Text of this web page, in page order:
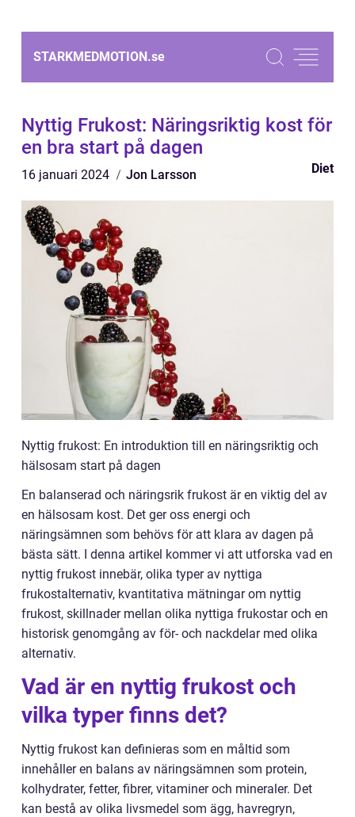
STARKMEDMOTION.se
Nyttig Frukost: Näringsriktig kost för
en bra start på dagen
16 januari 2024 Jon Larsson Diet
Nyttig frukost: En introduktion till en näringsriktig och
hälsosam start på dagen
En balanserad och näringsrik frukost är en viktig del av
en hälsosam kost. Det ger oss energi och
näringsämnen som behövs för att klara av dagen på
bästa sätt. I denna artikel kommer vi att utforska vad en
nyttig frukost innebär, olika typer av nyttiga
frukostalternativ, kvantitativa mätningar om nyttig
frukost, skillnader mellan olika nyttiga frukostar och en
historisk genomgång av för- och nackdelar med olika
alternativ.
Vad är en nyttig frukost och
vilka typer finns det?
Nyttig frukost kan definieras som en måltid som
innehåller en balans av näringsämnen som protein,
kolhydrater, fetter, fibrer, vitaminer och mineraler. Det
kan bestå av olika livsmedel som ägg, havregryn,